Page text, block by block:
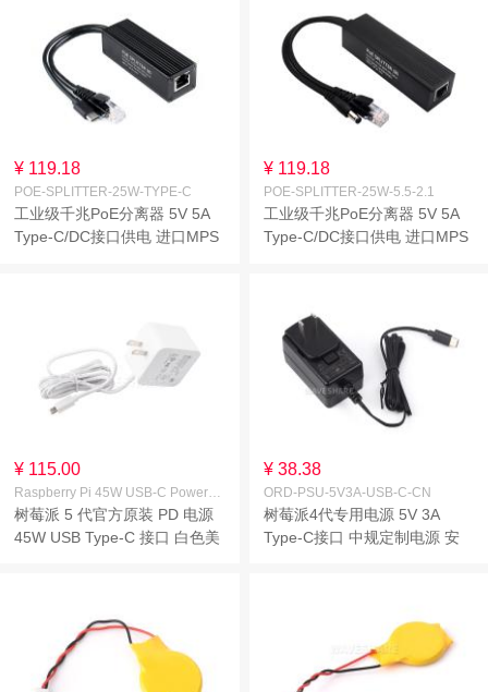
¥ 119.18
POE-SPLITTER-25W-TYPE-C
工业级千兆PoE分离器 5V 5A
Type-C/DC接口供电 进口MPS
¥ 119.18
POE-SPLITTER-25W-5.5-2.1
工业级千兆PoE分离器 5V 5A
Type-C/DC接口供电 进口MPS
¥ 115.00
Raspberry Pi 45W USB-C Power Supply White US
树莓派 5 代官方原装 PD 电源
45W USB Type-C 接口 白色美
¥ 38.38
ORD-PSU-5V3A-USB-C-CN
树莓派4代专用电源 5V 3A
Type-C接口 中规定制电源 安